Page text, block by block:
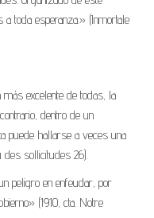
toda esperanza.» (Inmortale
excelente de todas, la
dentro de un
puede hallarse a veces una
des sollicitudes 26).
peligro en enfeudar, por
(1910, cta. Notre